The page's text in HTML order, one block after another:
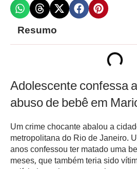
Resumo
Adolescente confessa
abuso de bebê em
Um crime chocante abalou a
metropolitana do Rio de Janeiro.
anos confessou ter matado uma
meses, que também teria sido